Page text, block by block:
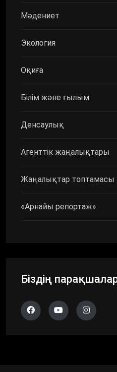
Мәдениет
Экология
Оқиға
Білім және ғылым
Денсаулық
Агенттік жаңалықтары
Жаңалықтар топтамасы
«Арнайы репортаж»
Біздің